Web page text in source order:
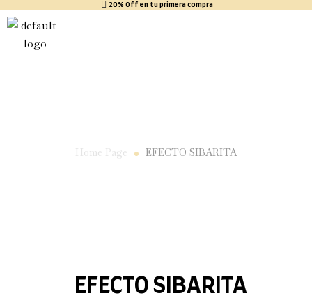
20% Off en tu primera compra
Home Page EFECTO SIBARITA
EFECTO SIBARITA